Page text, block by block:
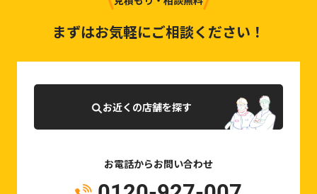
まずはお気軽にご相談ください！
お近くの店舗を探す
お電話からお問い合わせ